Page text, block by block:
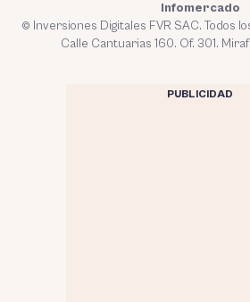
Infomercado
© Inversiones Digitales FVR SAC. Todos
Calle Cantuarias 160. Of. 301.
PUBLICIDAD